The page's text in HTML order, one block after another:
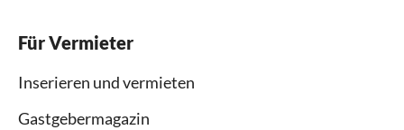
Für Vermieter
Inserieren und vermieten
Gastgebermagazin